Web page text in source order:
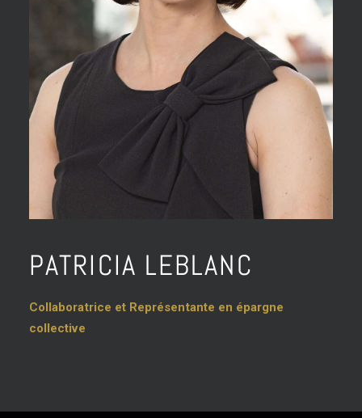
PATRICIA LEBLANC
Collaboratrice et Représentante en épargne
collective